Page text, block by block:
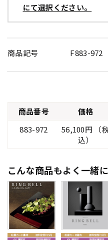
にて選択ください。
商品記号 F883-972
商品番号 価格
883-972
56,100円 （
込）
こんな商品もよく一緒